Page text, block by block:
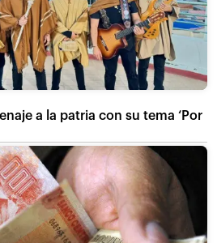
a la patria con su tema ‘Por